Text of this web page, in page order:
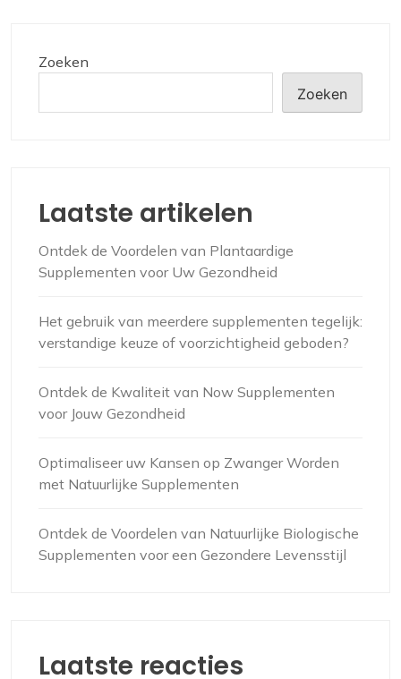
Zoeken
Zoeken
Laatste artikelen
Ontdek de Voordelen van Plantaardige
Supplementen voor Uw Gezondheid
Het gebruik van meerdere supplementen tegelijk:
verstandige keuze of voorzichtigheid geboden?
Ontdek de Kwaliteit van Now Supplementen
voor Jouw Gezondheid
Optimaliseer uw Kansen op Zwanger Worden
met Natuurlijke Supplementen
Ontdek de Voordelen van Natuurlijke Biologische
Supplementen voor een Gezondere Levensstijl
Laatste reacties